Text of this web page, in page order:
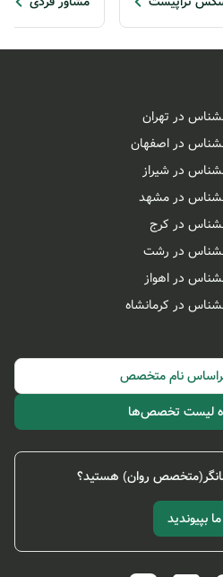
در تهران
در اصفهان
در شیراز
در مشهد
در کرج
در رشت
در اهواز
در کرمانشاه
نام متخصص
لیست تخصص‌ها
روان) هستید؟
بپیوندید